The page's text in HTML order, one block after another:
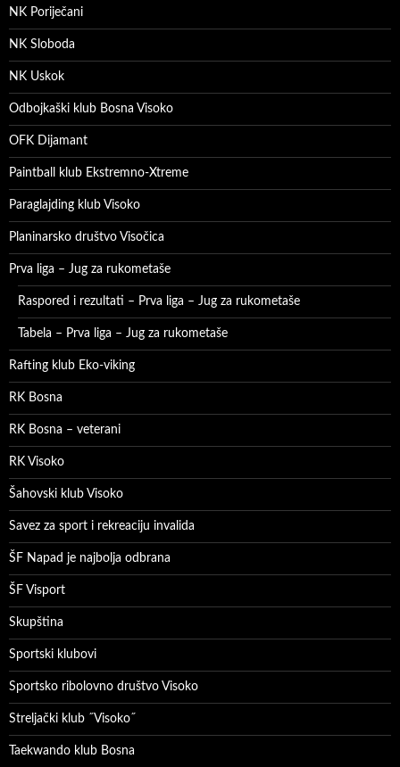
NK Poriječani
NK Sloboda
NK Uskok
Odbojkaški klub Bosna Visoko
OFK Dijamant
Paintball klub Ekstremno-Xtreme
Paraglajding klub Visoko
Planinarsko društvo Visočica
Prva liga – Jug za rukometaše
Raspored i rezultati – Prva liga – Jug za rukometaše
Tabela – Prva liga – Jug za rukometaše
Rafting klub Eko-viking
RK Bosna
RK Bosna – veterani
RK Visoko
Šahovski klub Visoko
Savez za sport i rekreaciju invalida
ŠF Napad je najbolja odbrana
ŠF Visport
Skupština
Sportski klubovi
Sportsko ribolovno društvo Visoko
Streljački klub ˝Visoko˝
Taekwando klub Bosna